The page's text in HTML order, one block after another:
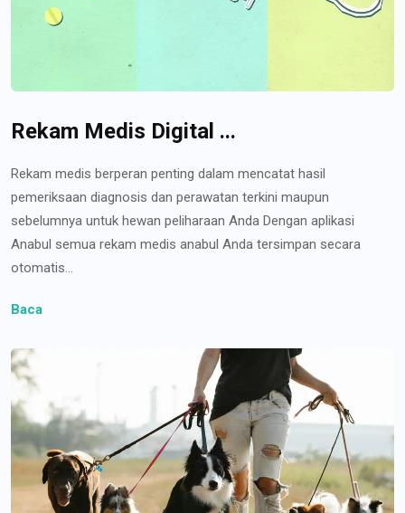
Rekam Medis Digital ...
Rekam medis berperan penting dalam mencatat hasil
pemeriksaan diagnosis dan perawatan terkini maupun
sebelumnya untuk hewan peliharaan Anda Dengan aplikasi
Anabul semua rekam medis anabul Anda tersimpan secara
otomatis...
Baca